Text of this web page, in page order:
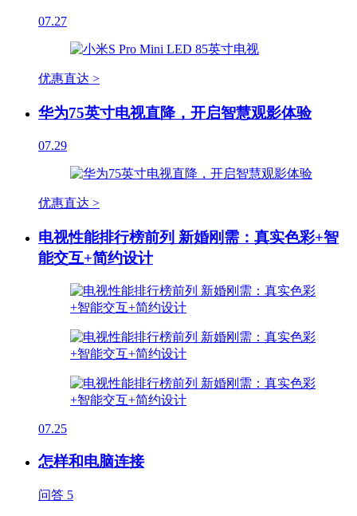
07.27
优惠直达 >
华为75英寸电视直降，开启智慧观影体验
07.29
优惠直达 >
电视性能排行榜前列 新婚刚需：真实色彩+智
能交互+简约设计
07.25
怎样和电脑连接
问答 5